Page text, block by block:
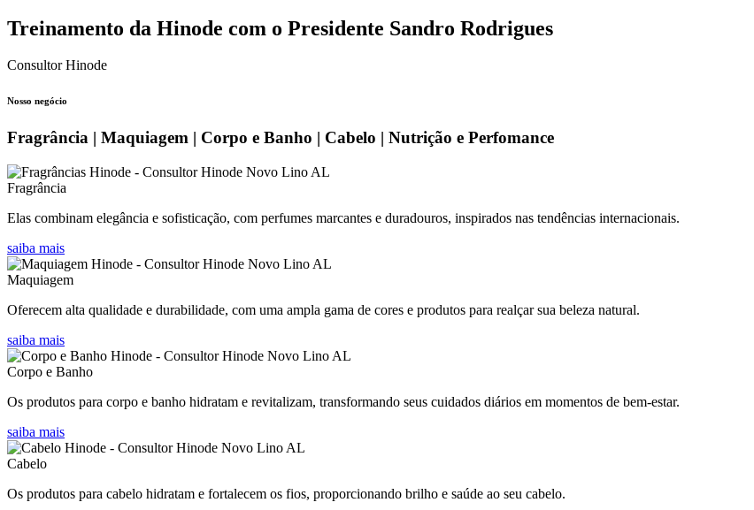
Treinamento da Hinode com o Presidente Sandro Rodrigues
Consultor Hinode
Nosso negócio
Fragrância | Maquiagem | Corpo e Banho | Cabelo | Nutrição e Perfomance
Fragrância
Elas combinam elegância e sofisticação, com perfumes marcantes e duradouros, inspirados nas tendências internacionais.
saiba mais
Maquiagem
Oferecem alta qualidade e durabilidade, com uma ampla gama de cores e produtos para realçar sua beleza natural.
saiba mais
Corpo e Banho
Os produtos para corpo e banho hidratam e revitalizam, transformando seus cuidados diários em momentos de bem-estar.
saiba mais
Cabelo
Os produtos para cabelo hidratam e fortalecem os fios, proporcionando brilho e saúde ao seu cabelo.